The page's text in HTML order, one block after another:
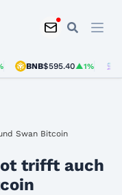
BNB$595.40▲1% SOL
Swan Bitcoin
trifft auch